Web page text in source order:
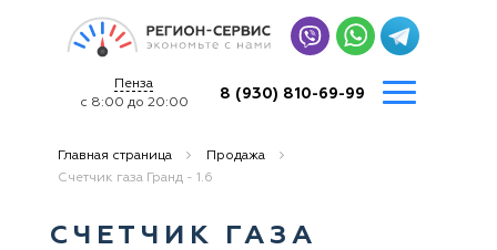
Пенза
с 8:00 до 20:00
8 (930) 810-69-99
Главная страница
Продажа
Счетчик газа Гранд - 1.6
СЧЕТЧИК ГАЗА